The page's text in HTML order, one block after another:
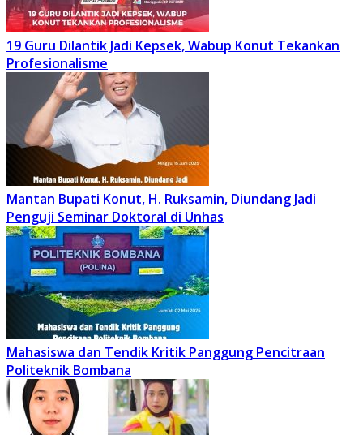
19 Guru Dilantik Jadi Kepsek, Wabup Konut Tekankan
Profesionalisme
Mantan Bupati Konut, H. Ruksamin, Diundang Jadi
Penguji Seminar Doktoral di Unhas
Mahasiswa dan Tendik Kritik Panggung Pencitraan
Politeknik Bombana